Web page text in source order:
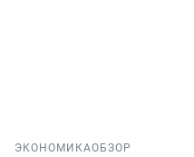
ЭКОНОМИКАОБЗОР